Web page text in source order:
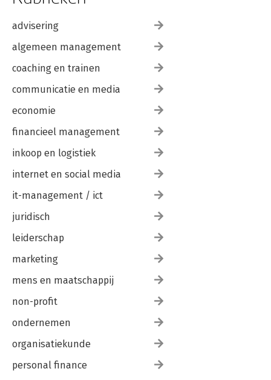
advisering
algemeen management
coaching en trainen
communicatie en media
economie
financieel management
inkoop en logistiek
internet en social media
it-management / ict
juridisch
leiderschap
marketing
mens en maatschappij
non-profit
ondernemen
organisatiekunde
personal finance